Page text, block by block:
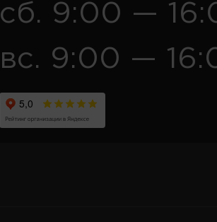
сб. 9:00 —
вс. 9:00 —